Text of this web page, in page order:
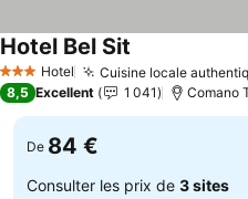
3 ÉtoilesHotel Cuisine locale
Hotel Bel Sit
8,5 Excellent 1 041 Comano
De 84 €
Consulter les prix de 3 sites